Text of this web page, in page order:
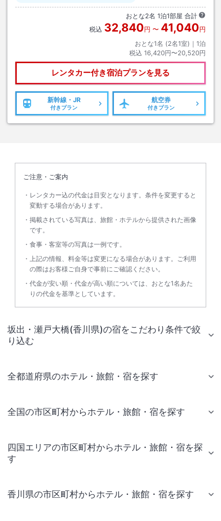
おとな2名 1泊1部屋 合計
税込 32,840円 〜 41,040円
おとな1名 (2名1室)｜ 1泊
税込 16,420円〜20,520円
レンタカー付き宿泊プランを見る
新幹線・JR
付きプラン
航空券
付きプラン
ご注意・ご案内
レンタカー込の代金は目安となります。条件を変更すると
変動する場合があります。
掲載されている写真は、旅館・ホテルから提供された画像
です。
食事・客室等の写真は一例です。
上記の情報、料金等は変更になる場合があります。ご利用
の際はお客様ご自身で事前にご確認ください。
代金が安い順・代金が高い順については、おとな1名あた
りの代金を基準としています。
坂出・瀬戸大橋(香川県)の宿をこだわり条件で絞
り込む
全都道府県のホテル・旅館・宿を探す
全国の市区町村からホテル・旅館・宿を探す
四国エリアの市区町村からホテル・旅館・宿を探
す
香川県の市区町村からホテル・旅館・宿を探す